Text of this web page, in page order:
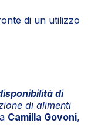
di un utilizzo
di
di alimenti
Camilla Govoni,